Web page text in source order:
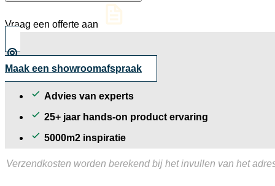
Vraag een offerte aan
Maak een showroomafspraak
Advies van experts
25+ jaar hands-on product ervaring
5000m2 inspiratie
Verzendkosten worden berekend bij het invullen van het